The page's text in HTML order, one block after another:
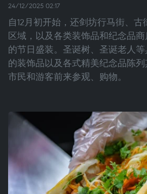
24/12/2025 02:17
自12月初开始，还剑坊行马街、
区域，以及各类装饰品和纪念品
的节日盛装。圣诞树、圣诞老人
的装饰品以及各式精美纪念品陈
市民和游客前来参观、购物。